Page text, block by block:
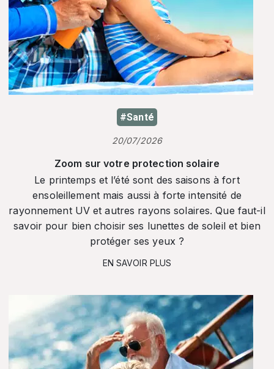
#Santé
20/07/2026
Zoom sur votre protection solaire
Le printemps et l’été sont des saisons à fort
ensoleillement mais aussi à forte intensité de
rayonnement UV et autres rayons solaires. Que faut-il
savoir pour bien choisir ses lunettes de soleil et bien
protéger ses yeux ?
EN SAVOIR PLUS